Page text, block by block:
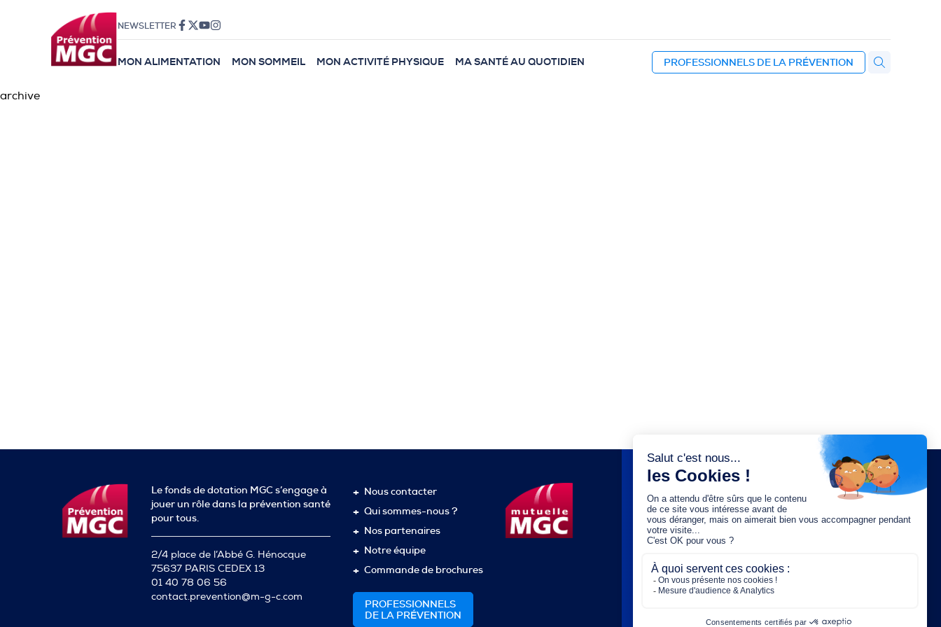
NEWSLETTER
MON ALIMENTATION MON SOMMEIL MON ACTIVITÉ PHYSIQUE MA SANTÉ AU QUOTIDIEN PROFESSIONNELS DE LA PRÉVENTION
archive
Le fonds de dotation MGC s’engage à
jouer un rôle dans la prévention santé
pour tous.
2/4 place de l’Abbé G. Hénocque
75637 PARIS CEDEX 13
01 40 78 06 56
contact.prevention@m-g-c.com
Nous contacter
Qui sommes-nous ?
Nos partenaires
Notre équipe
Commande de brochures
PROFESSIONNELS
DE LA PRÉVENTION
Saisissez votre adresse e-mail :
Rejoignez-nous :